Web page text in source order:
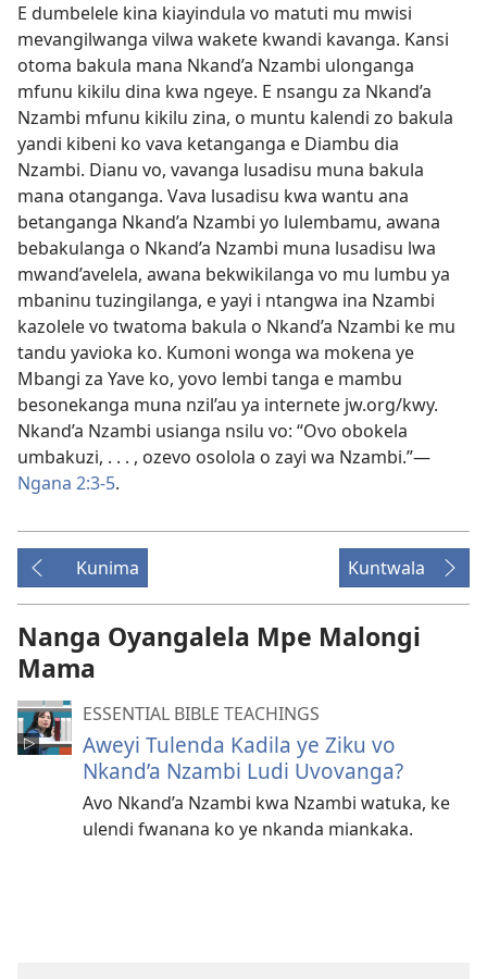
E dumbelele kina kiayindula vo matuti mu mwisi
mevangilwanga vilwa wakete kwandi kavanga. Kansi
otoma bakula mana Nkand’a Nzambi ulonganga
mfunu kikilu dina kwa ngeye. E nsangu za Nkand’a
Nzambi mfunu kikilu zina, o muntu kalendi zo bakula
yandi kibeni ko vava ketanganga e Diambu dia
Nzambi. Dianu vo, vavanga lusadisu muna bakula
mana otanganga. Vava lusadisu kwa wantu ana
betanganga Nkand’a Nzambi yo lulembamu, awana
bebakulanga o Nkand’a Nzambi muna lusadisu lwa
mwand’avelela, awana bekwikilanga vo mu lumbu ya
mbaninu tuzingilanga, e yayi i ntangwa ina Nzambi
kazolele vo twatoma bakula o Nkand’a Nzambi ke mu
tandu yavioka ko. Kumoni wonga wa mokena ye
Mbangi za Yave ko, yovo lembi tanga e mambu
besonekanga muna nzil’au ya internete jw.org/kwy.
Nkand’a Nzambi usianga nsilu vo: “Ovo obokela
umbakuzi, . . . , ozevo osolola o zayi wa Nzambi.”—
Ngana 2:3-5.
Kunima Kuntwala
Nanga Oyangalela Mpe Malongi
Mama
ESSENTIAL BIBLE TEACHINGS
Aweyi Tulenda Kadila ye Ziku vo
Nkand’a Nzambi Ludi Uvovanga?
Avo Nkand’a Nzambi kwa Nzambi watuka, ke
ulendi fwanana ko ye nkanda miankaka.